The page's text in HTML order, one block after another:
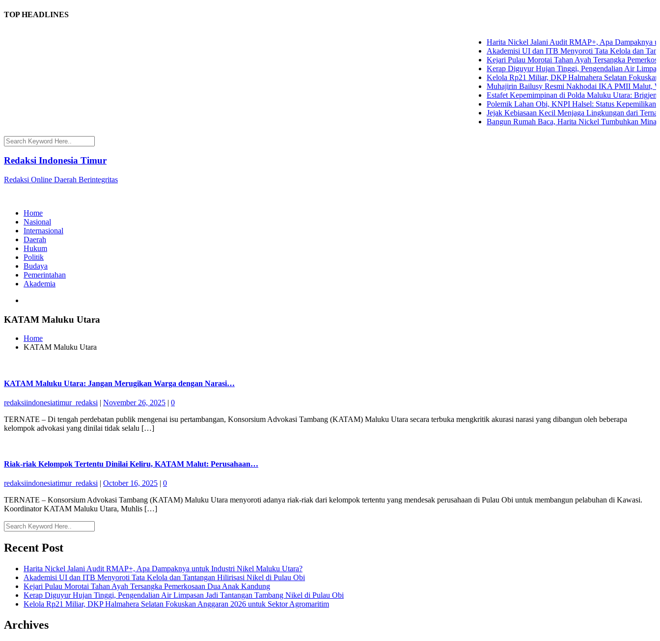
TOP HEADLINES
Harita Nickel Jalani Audit RMAP+, Apa Dampaknya untuk
Akademisi UI dan ITB Menyoroti Tata Kelola dan Tantangan
Kejari Pulau Morotai Tahan Ayah Tersangka Pemerkosaan
Kerap Diguyur Hujan Tinggi, Pengendalian Air Limpasan Jadi
Kelola Rp21 Miliar, DKP Halmahera Selatan Fokuskan
Muhajirin Bailusy Resmi Nakhodai IKA PMII Malut, Wagub
Estafet Kepemimpinan di Polda Maluku Utara: Brigjen Pol.
Polemik Lahan Obi, KNPI Halsel: Status Kepemilikan Arifin
Jejak Kebiasaan Kecil Menjaga Lingkungan dari Ternate
Bangun Rumah Baca, Harita Nickel Tumbuhkan Minat Baca
Redaksi Indonesia Timur
Redaksi Online Daerah Berintegritas
Home
Nasional
Internasional
Daerah
Hukum
Politik
Budaya
Pemerintahan
Akademia
KATAM Maluku Utara
Home
KATAM Maluku Utara
KATAM Maluku Utara: Jangan Merugikan Warga dengan Narasi…
redaksiindonesiatimur_redaksi | November 26, 2025 | 0
TERNATE – Di tengah perdebatan publik mengenai isu pertambangan, Konsorsium Advokasi Tambang (KATAM) Maluku Utara secara terbuka mengkritik akurasi narasi yang dibangun oleh beberapa
kelompok advokasi yang dinilai tidak selalu […]
Riak-riak Kelompok Tertentu Dinilai Keliru, KATAM Malut: Perusahaan…
redaksiindonesiatimur_redaksi October 16, 2025
0
TERNATE – Konsorsium Advokasi Tambang (KATAM) Maluku Utara menyoroti adanya riak-riak dari kelompok tertentu yang mendesak perusahaan di Pulau Obi untuk membangun pelabuhan di Kawasi.
Koordinator KATAM Maluku Utara, Muhlis […]
Recent Post
Harita Nickel Jalani Audit RMAP+, Apa Dampaknya untuk Industri Nikel Maluku Utara?
Akademisi UI dan ITB Menyoroti Tata Kelola dan Tantangan Hilirisasi Nikel di Pulau Obi
Kejari Pulau Morotai Tahan Ayah Tersangka Pemerkosaan Dua Anak Kandung
Kerap Diguyur Hujan Tinggi, Pengendalian Air Limpasan Jadi Tantangan Tambang Nikel di Pulau Obi
Kelola Rp21 Miliar, DKP Halmahera Selatan Fokuskan Anggaran 2026 untuk Sektor Agromaritim
Archives